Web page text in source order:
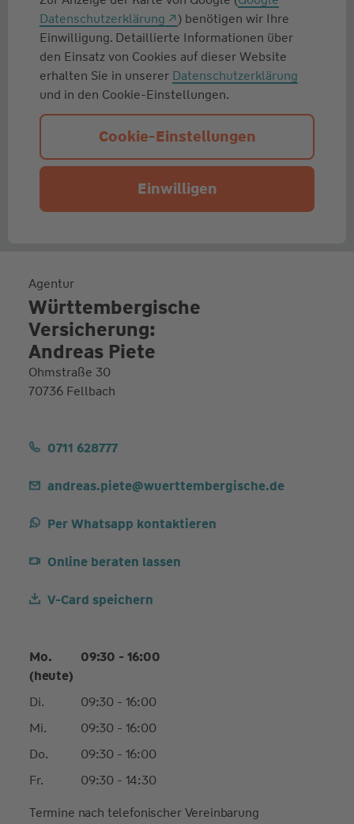
Datenschutzerklärung
) benötigen wir Ihre
Einwilligung. Detaillierte Informationen über
den Einsatz von Cookies auf dieser Website
erhalten Sie in unserer Datenschutzerklärung
und in den Cookie-Einstellungen.
Cookie-Einstellungen
Einwilligen
Agentur
Württembergische
Versicherung:
Andreas Piete
Ohmstraße 30
70736 Fellbach
0711 628777
andreas.piete@wuerttembergische.de
Per Whatsapp kontaktieren
Online beraten lassen
V-Card speichern
Mo.
(heute)
09:30 - 16:00
Di.
09:30 - 16:00
Mi.
09:30 - 16:00
Do.
09:30 - 16:00
Fr.
09:30 - 14:30
Termine nach telefonischer Vereinbarung